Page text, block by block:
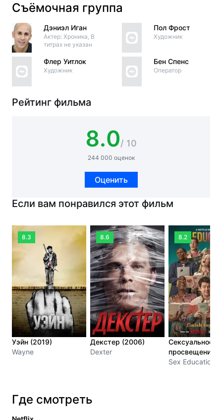
Съёмочная группа
Дэниэл Иган
Актер: Хроника, В
титрах не указан
Флер Уитлок
Художник
Пол Фрост
Художник
Бен Спенс
Оператор
Рейтинг фильма
8.0/ 10
244 000 оценок
Оценить
Если вам понравился этот фильм
8.3
Уэйн (2019)
Wayne
8.6
Декстер (2006)
Dexter
8.2
Сексуальное
просвещение
Sex Education
Где смотреть